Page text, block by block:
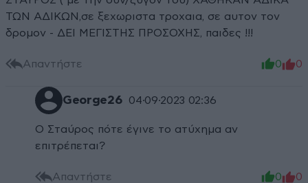
ΤΩΝ ΑΔΙΚΩΝ,σε ξεχωριστα τροχαια, σε αυτον τον
δρομον - ΔΕΙ ΜΕΓΙΣΤΗΣ ΠΡΟΣΟΧΗΣ, παιδες !!!
Απαντήστε 0 0
George26 04·09·2023 02:36
Ο Σταύρος πότε έγινε το ατύχημα αν
επιτρέπεται?
Απαντήστε 0 0